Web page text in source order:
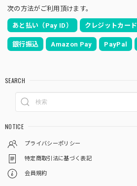
次の方法がご利用頂けます。
あと払い（Pay ID） クレジットカード
銀行振込 Amazon Pay PayPal
SEARCH
NOTICE
プライバシーポリシー
特定商取引法に基づく表記
会員規約